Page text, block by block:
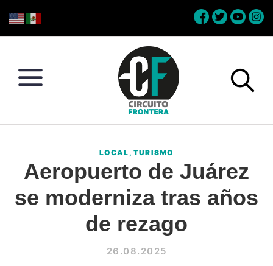
to
to
to
to
Conéctate
la
frontera
LOCAL , TURISMO
Aeropuerto de Juárez
se moderniza tras años
de rezago
26.08.2025